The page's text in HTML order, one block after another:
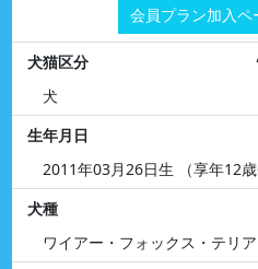
会員プラン加入ペ
犬猫区分
犬
生年月日
2011年03月26日生 （享年12歳
犬種
ワイアー・フォックス・テリア